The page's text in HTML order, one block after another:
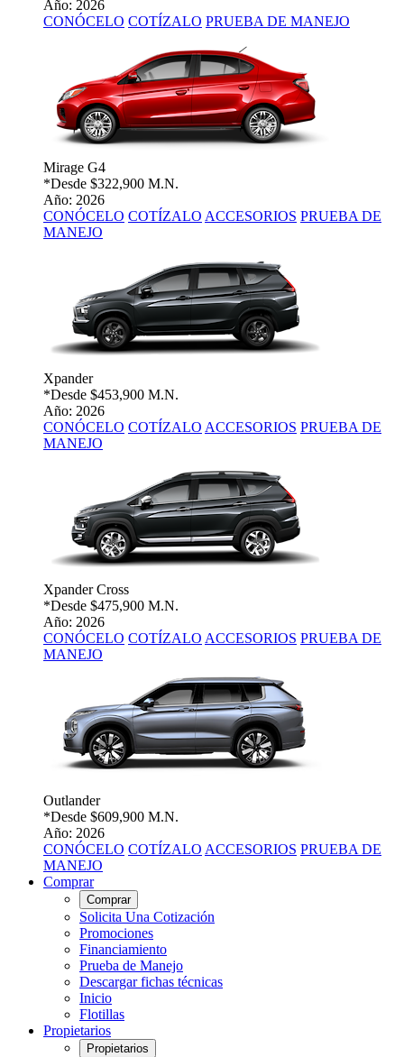
Año: 2026
CONÓCELO COTÍZALO PRUEBA DE MANEJO
Mirage G4
*Desde $322,900 M.N.
Año: 2026
CONÓCELO COTÍZALO ACCESORIOS PRUEBA DE
MANEJO
Xpander
*Desde $453,900 M.N.
Año: 2026
CONÓCELO COTÍZALO ACCESORIOS PRUEBA DE
MANEJO
Xpander Cross
*Desde $475,900 M.N.
Año: 2026
CONÓCELO COTÍZALO ACCESORIOS PRUEBA DE
MANEJO
Outlander
*Desde $609,900 M.N.
Año: 2026
CONÓCELO COTÍZALO ACCESORIOS PRUEBA DE
MANEJO
Comprar
Comprar
Solicita Una Cotización
Promociones
Financiamiento
Prueba de Manejo
Descargar fichas técnicas
Inicio
Flotillas
Propietarios
Propietarios